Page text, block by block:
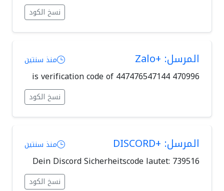
نسخ الكود
المرسل: +Zalo منذ سنتين
470996 is verification code of 447476547144
نسخ الكود
المرسل: +DISCORD منذ سنتين
Dein Discord Sicherheitscode lautet: 739516
نسخ الكود